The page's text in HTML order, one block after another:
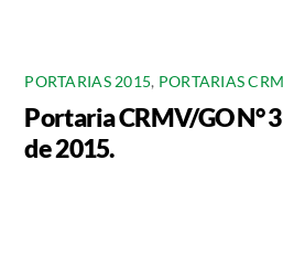
PORTARIAS 2015, PORTARIAS
Portaria CRMV/GO N°
de 2015.